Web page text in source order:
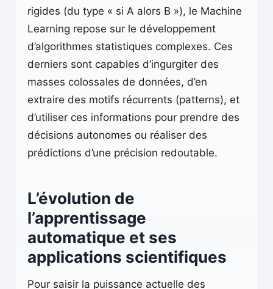
rigides (du type « si A alors B »), le Machine
Learning repose sur le développement
d’algorithmes statistiques complexes. Ces
derniers sont capables d’ingurgiter des
masses colossales de données, d’en
extraire des motifs récurrents (patterns), et
d’utiliser ces informations pour prendre des
décisions autonomes ou réaliser des
prédictions d’une précision redoutable.
L’évolution de
l’apprentissage
automatique et ses
applications scientifiques
Pour saisir la puissance actuelle des